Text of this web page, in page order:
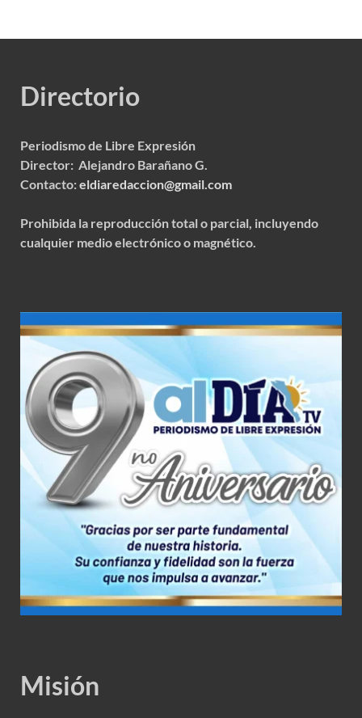
Directorio
Periodismo de Libre Expresión
Director: Alejandro Barañano G.
Contacto:eldiaredaccion@gmail.com
Prohibida la reproducción total o parcial, incluyendo
cualquier medio electrónico o magnético.
Misión